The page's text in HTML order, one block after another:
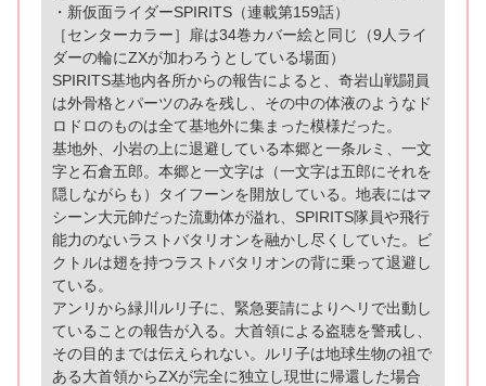
・新仮面ライダーSPIRITS（連載第159話）
［センターカラー］扉は34巻カバー絵と同じ（9人ライ
ダーの輪にZXが加わろうとしている場面）
SPIRITS基地内各所からの報告によると、奇岩山戦闘員
は外骨格とパーツのみを残し、その中の体液のようなド
ロドロのものは全て基地外に集まった模様だった。
基地外、小岩の上に退避している本郷と一条ルミ、一文
字と石倉五郎。本郷と一文字は（一文字は五郎にそれを
隠しながらも）タイフーンを開放している。地表にはマ
シーン大元帥だった流動体が溢れ、SPIRITS隊員や飛行
能力のないラストバタリオンを融かし尽くしていた。ビ
クトルは翅を持つラストバタリオンの背に乗って退避し
ている。
アンリから緑川ルリ子に、緊急要請によりヘリで出動し
ていることの報告が入る。大首領による盗聴を警戒し、
その目的までは伝えられない。ルリ子は地球生物の祖で
ある大首領からZXが完全に独立し現世に帰還した場合